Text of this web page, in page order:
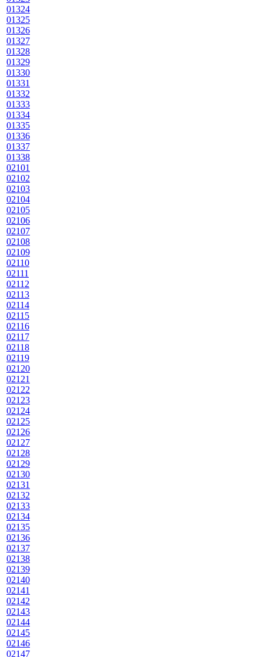
01324
01325
01326
01327
01328
01329
01330
01331
01332
01333
01334
01335
01336
01337
01338
02101
02102
02103
02104
02105
02106
02107
02108
02109
02110
02111
02112
02113
02114
02115
02116
02117
02118
02119
02120
02121
02122
02123
02124
02125
02126
02127
02128
02129
02130
02131
02132
02133
02134
02135
02136
02137
02138
02139
02140
02141
02142
02143
02144
02145
02146
02147